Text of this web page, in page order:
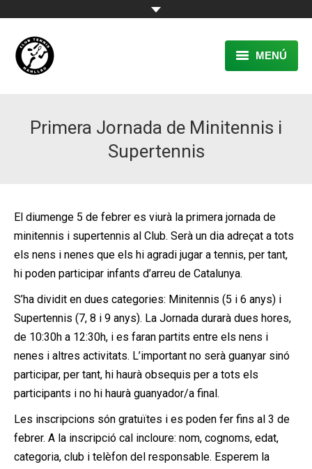
MENÚ
RESERVA
TENNIS
ACTIVITATS
CONTACTE
Primera Jornada de Minitennis i
Supertennis
El diumenge 5 de febrer es viurà la primera jornada de
minitennis i supertennis al Club. Serà un dia adreçat a tots
els nens i nenes que els hi agradi jugar a tennis, per tant,
hi poden participar infants d’arreu de Catalunya.
S’ha dividit en dues categories: Minitennis (5 i 6 anys) i
Supertennis (7, 8 i 9 anys). La Jornada durarà dues hores,
de 10:30h a 12:30h, i es faran partits entre els nens i
nenes i altres activitats. L’important no serà guanyar sinó
participar, per tant, hi haurà obsequis per a tots els
participants i no hi haurà guanyador/a final.
Les inscripcions són gratuïtes i es poden fer fins al 3 de
febrer. A la inscripció cal incloure: nom, cognoms, edat,
categoria, club i telèfon del responsable. Esperem la